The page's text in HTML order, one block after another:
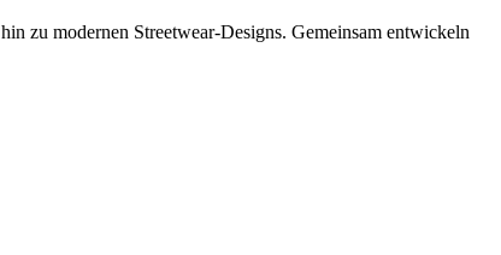
zu modernen Streetwear-Designs. Gemeinsam entwickeln